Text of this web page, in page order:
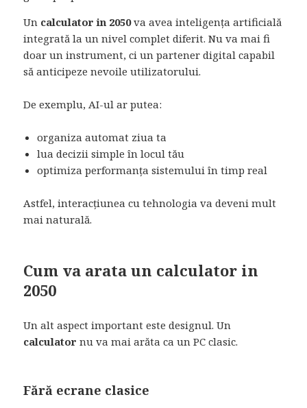
Un calculator in 2050va avea inteligența artificială
integrată la un nivel complet diferit. Nu va mai fi
doar un instrument, ci un partener digital capabil
să anticipeze nevoile utilizatorului.
De exemplu, AI-ul ar putea:
organiza automat ziua ta
lua decizii simple în locul tău
optimiza performanța sistemului în timp real
Astfel, interacțiunea cu tehnologia va deveni mult
mai naturală.
Cum va arata un calculator in
2050
Un alt aspect important este designul. Un
calculator nu va mai arăta ca un PC clasic.
Fără ecrane clasice